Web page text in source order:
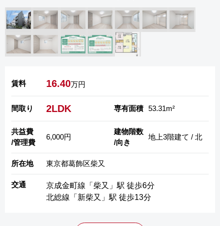
賃料 16.40万円
間取り 2LDK
共益費
/管理費
6,000円
専有面積 53.31m²
建物階数
/向き
地上3階建て / 北
所在地 東京都葛飾区柴又
交通
京成金町線「柴又」駅 徒歩6分
北総線「新柴又」駅 徒歩13分